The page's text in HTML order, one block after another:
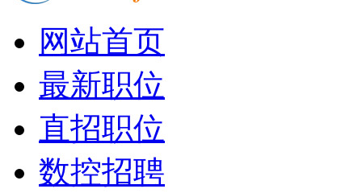
网站首页
最新职位
直招职位
数控招聘